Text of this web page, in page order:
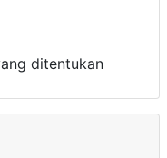
ditentukan